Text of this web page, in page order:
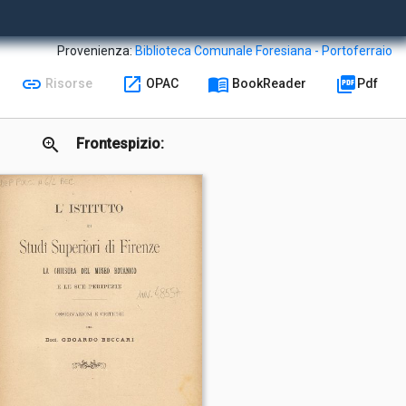
Provenienza:Biblioteca Comunale Foresiana - Portoferraio
link Risorse open_in_new OPAC menu_book BookReader picture_as_pdf Pdf
zoom_in Frontespizio: